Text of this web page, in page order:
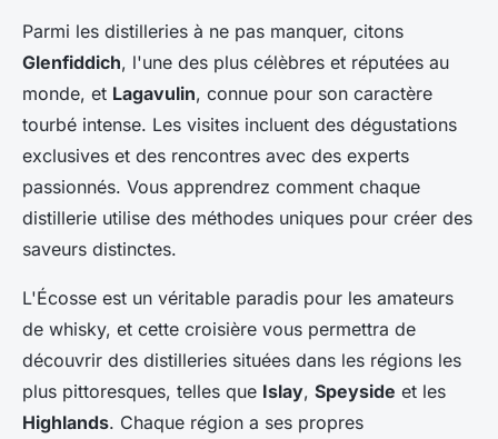
Parmi les distilleries à ne pas manquer, citons
Glenfiddich, l'une des plus célèbres et réputées au
monde, et Lagavulin, connue pour son caractère
tourbé intense. Les visites incluent des dégustations
exclusives et des rencontres avec des experts
passionnés. Vous apprendrez comment chaque
distillerie utilise des méthodes uniques pour créer des
saveurs distinctes.
L'Écosse est un véritable paradis pour les amateurs
de whisky, et cette croisière vous permettra de
découvrir des distilleries situées dans les régions les
plus pittoresques, telles que Islay, Speyside et les
Highlands. Chaque région a ses propres